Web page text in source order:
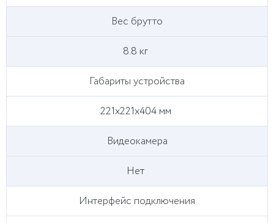
Вес брутто
8.8 кг
Габариты устройства
221x221x404 мм
Видеокамера
Нет
Интерфейс подключения